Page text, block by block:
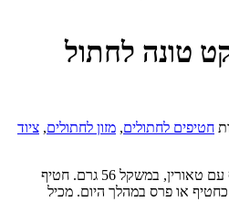
טונה לחתול
חטיפים לחתולים, מזון לחתולים, ציוד
פרמיו דליקט שלוקים בטעם עוף עם טאורין, במשקל 56 גרם. חטיף
או פרס במהלך היום. מכיל